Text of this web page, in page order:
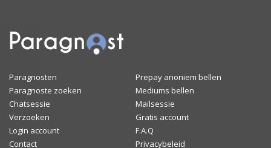
Paragnosten
Prepay anoniem bellen
Paragnoste zoeken
Mediums bellen
Chatsessie
Mailsessie
Verzoeken
Gratis account
Login account
F.A.Q
Contact
Privacybeleid